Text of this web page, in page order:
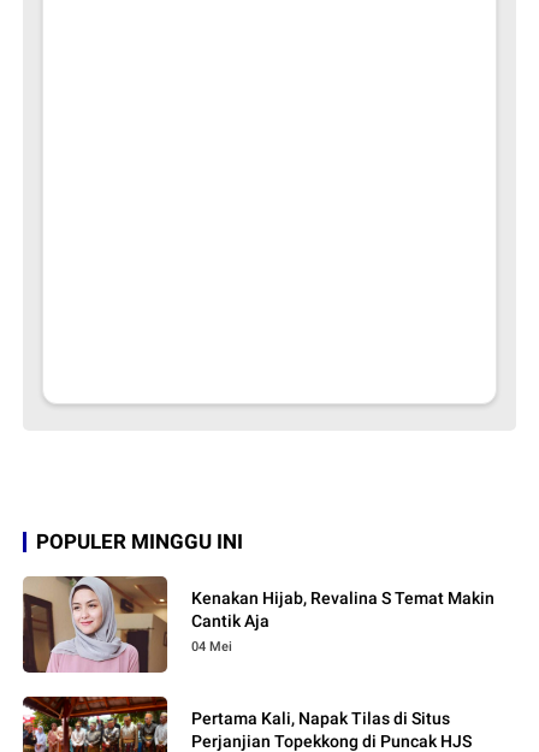
POPULER MINGGU INI
Kenakan Hijab, Revalina S Temat Makin
Cantik Aja
04 Mei
Pertama Kali, Napak Tilas di Situs
Perjanjian Topekkong di Puncak HJS